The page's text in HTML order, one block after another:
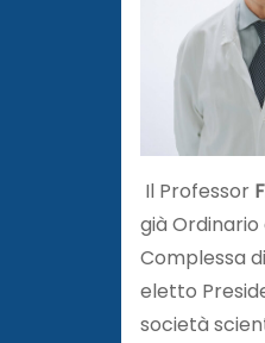
Il Professor
già
Complessa
eletto
società